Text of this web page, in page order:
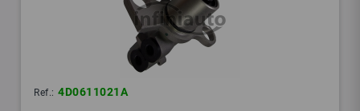
Ref.: 4D0611021A